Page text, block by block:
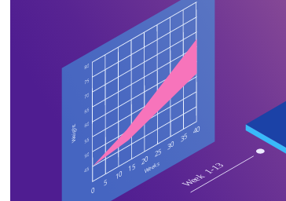
166.3 - 169.3 lbs
166.4 - 169.7 lbs
167.3 - 170.9 lbs
168.2 - 172.0 lbs
169.1 - 173.1 lbs